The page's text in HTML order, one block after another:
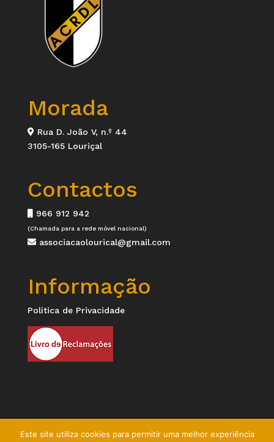
Morada
Rua D. João V, n.º 44
3105-165 Louriçal
Contactos
966 912 942
(Chamada para a rede móvel nacional)
associacaolourical@gmail.com
Informação
Política de Privacidade
Este site utiliza cookies para permitir uma melhor experiência